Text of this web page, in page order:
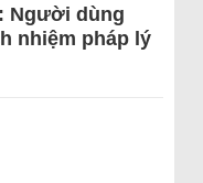
Người dùng
nhiệm pháp lý